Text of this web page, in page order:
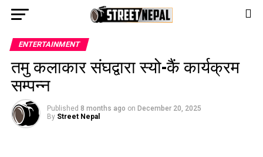
ENTERTAINMENT
तमु कलाकार संघद्वारा स्यो–कैं कार्यक्रम
सम्पन्न
Published 8 months ago on December 20, 2025
By Street Nepal
Go to mobile version